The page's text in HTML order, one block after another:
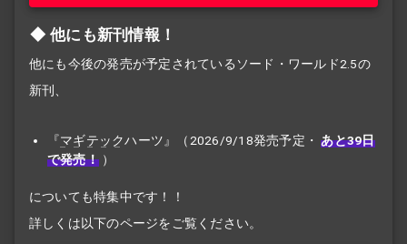
他にも新刊情報！
他にも今後の発売が予定されているソード・ワールド2.5の
新刊、
『マギテックハーツ』（2026/9/18発売予定・ あと39日
で発売！ ）
についても特集中です！！
詳しくは以下のページをご覧ください。